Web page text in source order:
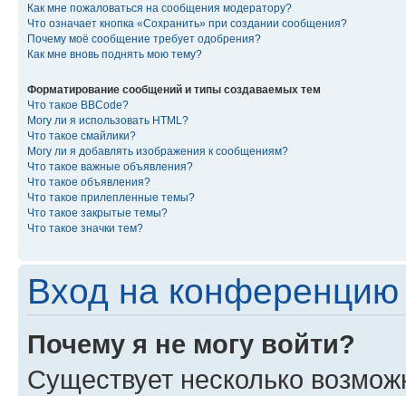
Как мне пожаловаться на сообщения модератору?
Что означает кнопка «Сохранить» при создании сообщения?
Почему моё сообщение требует одобрения?
Как мне вновь поднять мою тему?
Форматирование сообщений и типы создаваемых тем
Что такое BBCode?
Могу ли я использовать HTML?
Что такое смайлики?
Могу ли я добавлять изображения к сообщениям?
Что такое важные объявления?
Что такое объявления?
Что такое прилепленные темы?
Что такое закрытые темы?
Что такое значки тем?
Вход на конференцию
Почему я не могу войти?
Существует несколько